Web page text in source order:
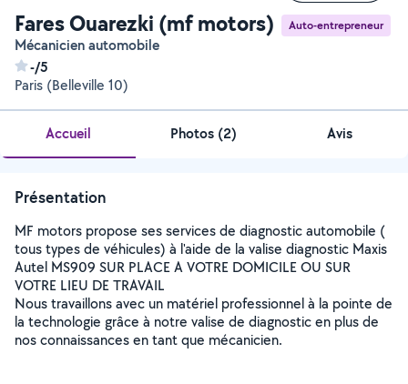
Fares Ouarezki (mf motors) Auto-entrepreneur
Mécanicien automobile
-/5
Paris (Belleville 10)
Accueil Photos (2) Avis
Présentation
MF motors propose ses services de diagnostic automobile (
tous types de véhicules) à l'aide de la valise diagnostic Maxis
Autel MS909 SUR PLACE A VOTRE DOMICILE OU SUR
VOTRE LIEU DE TRAVAIL
Nous travaillons avec un matériel professionnel à la pointe de
la technologie grâce à notre valise de diagnostic en plus de
nos connaissances en tant que mécanicien.